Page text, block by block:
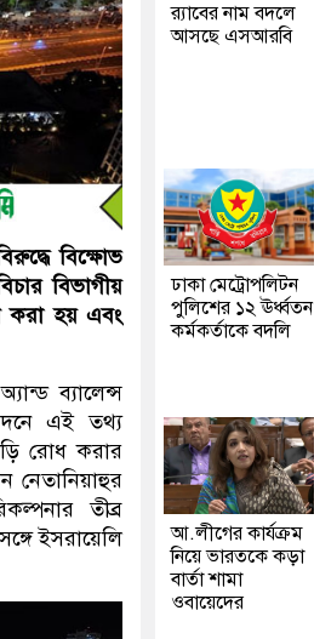
বিক্ষোভ
বিভাগীয়
করা হয় এবং
ব্যালেন্স
এই তথ্য
রোধ করার
নেতানিয়াহুর
তীব্র
ইসরায়েলি
র‍্যাবের নাম বদলে
আসছে এসআরবি
ঢাকা মেট্রোপলিটন
পুলিশের ১২ ঊর্ধ্বতন
কর্মকর্তাকে বদলি
আ.লীগের কার্যক্রম
নিয়ে ভারতকে কড়া
বার্তা শামা
ওবায়েদের